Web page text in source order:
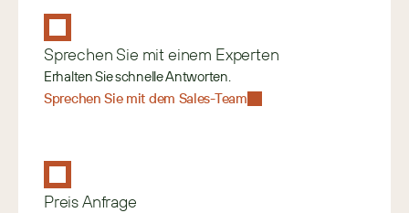
Sprechen Sie mit einem Experten
Erhalten Sie schnelle Antworten.
Sprechen Sie mit dem Sales-Team
Preis Anfrage